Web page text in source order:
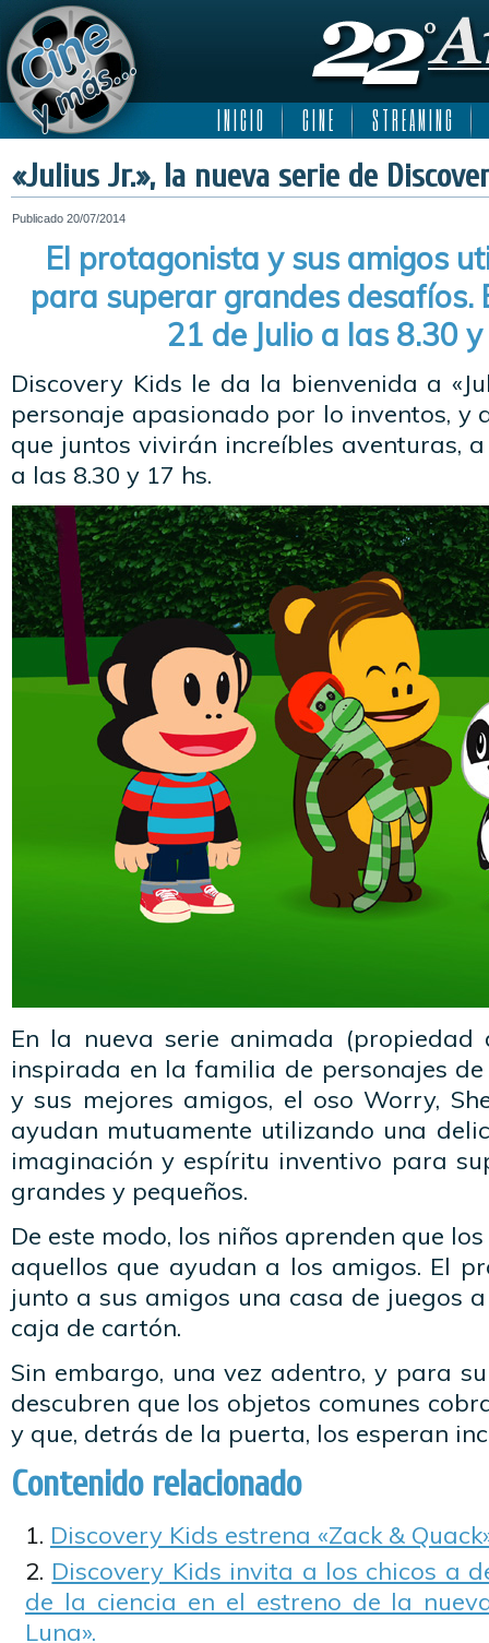
I N I C I O C I N E S T R E A M I N G
«Julius Jr.», la nueva serie de
Publicado 20/07/2014
El protagonista y sus amigos
para superar grandes desafíos.
21 de Julio a las 8.30
Discovery Kids le da la bienvenida a
personaje apasionado por lo inventos, y
que juntos vivirán increíbles aventuras,
a las 8.30 y 17 hs.
En la nueva serie animada (propiedad
inspirada en la familia de personajes de
y sus mejores amigos, el oso Worry,
ayudan mutuamente utilizando una
imaginación y espíritu inventivo para
grandes y pequeños.
De este modo, los niños aprenden que
aquellos que ayudan a los amigos. El
junto a sus amigos una casa de juegos
caja de cartón.
Sin embargo, una vez adentro, y para
descubren que los objetos comunes
y que, detrás de la puerta, los esperan
Contenido relacionado
Discovery Kids estrena «Zack &
Discovery Kids invita a los chicos a
de la ciencia en el estreno de la
Luna».